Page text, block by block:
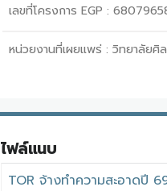
เลขที่โครงการ EGP :
หน่วยงานที่เผยแพร่ : วิทยาลัยศิ
ไฟล์แนบ
TOR จ้างทำความสะอาดปี